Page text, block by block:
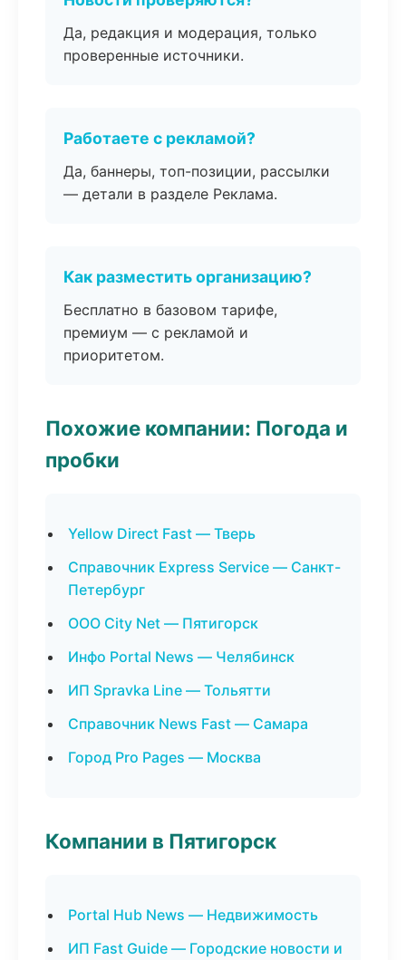
Да, редакция и модерация, только
проверенные источники.
Работаете с рекламой?
Да, баннеры, топ-позиции, рассылки
— детали в разделе Реклама.
Как разместить организацию?
Бесплатно в базовом тарифе,
премиум — с рекламой и
приоритетом.
Похожие компании: Погода и
пробки
Yellow Direct Fast — Тверь
Справочник Express Service — Санкт-
Петербург
ООО City Net — Пятигорск
Инфо Portal News — Челябинск
ИП Spravka Line — Тольятти
Справочник News Fast — Самара
Город Pro Pages — Москва
Компании в Пятигорск
Portal Hub News — Недвижимость
ИП Fast Guide — Городские новости и